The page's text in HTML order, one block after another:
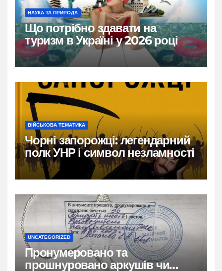
НАУКА ТА ПРИРОДА
Що потрібно здавати на
туризм в Україні у 2026 році
ВІЙСЬКОВА ТЕМАТИКА
Чорні запорожці: легендарний
полк УНР і символ незламності
UNCATEGORIZED
Пронумеровано та
прошнуровано аркушів чи